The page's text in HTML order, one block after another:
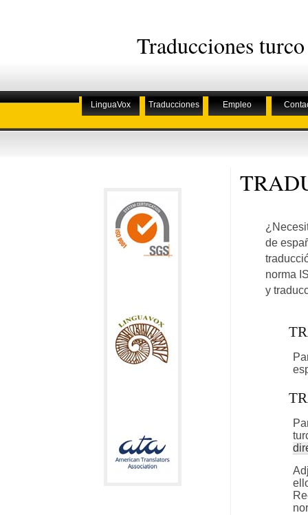
Traducciones
LinguaVox Traducciones Empleo
de
norma
y